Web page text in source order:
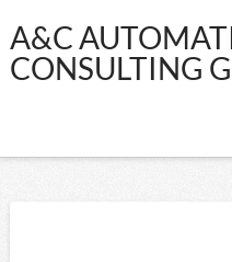
A&C
&
A&C
CONSULTING